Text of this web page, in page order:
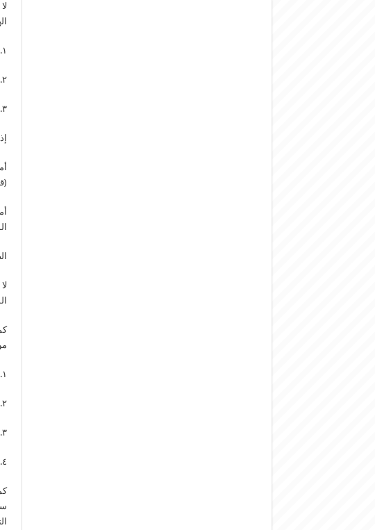
١. أن يتمّ الصرف خطيًا وليس شفهيًا.
٢. أن يُبلَّغ كتاب الصرف قبل ٥ تموز ٢٠٢٦ (أي في ٤ تموز كحدّ أقصى).
٣. ألاّ يشكّل الصرف إساءة في استعمال الحق.
١. زواج الإناث من أفراد الهيئة التعليميّة.
٢. بلوغ السن القانونيّة (٦٤ عامًا).
٣. ممارسة التعليم مدة ٢٥ سنة متواصلة.
٤. الإصابة بمرض يحول دون متابعة العمل.